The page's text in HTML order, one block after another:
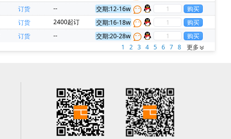
订货 --
交期:12-16w
订货 2400起订
交期:16-18w
订货 --
交期:20-28w
1
2 3 4 5 6 7 8 更多